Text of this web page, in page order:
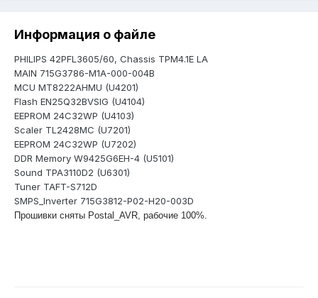
Информация о файле
PHILIPS 42PFL3605/60, Chassis TPM4.1E LA
MAIN 715G3786-M1A-000-004B
MCU MT8222AHMU (U4201)
Flash EN25Q32BVSIG (U4104)
EEPROM 24C32WP (U4103)
Scaler TL2428MC (U7201)
EEPROM 24C32WP (U7202)
DDR Memory W9425G6EH-4 (U5101)
Sound TPA3110D2 (U6301)
Tuner TAFT-S712D
SMPS_Inverter 715G3812-P02-H20-003D
Прошивки сняты Postal_AVR, рабочие 100%.